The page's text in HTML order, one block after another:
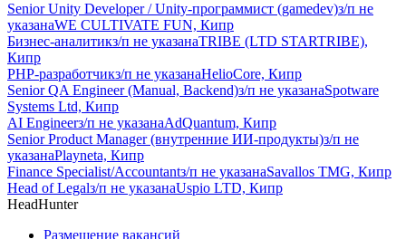
Senior Unity Developer / Unity-программист (gamedev)з/п не
указанаWE CULTIVATE FUN, Кипр
Бизнес-аналитикз/п не указанаTRIBE (LTD STARTRIBE),
Кипр
PHP-разработчикз/п не указанаHelioCore, Кипр
Senior QA Engineer (Manual, Backend)з/п не указанаSpotware
Systems Ltd, Кипр
AI Engineerз/п не указанаAdQuantum, Кипр
Senior Product Manager (внутренние ИИ-продукты)з/п не
указанаPlayneta, Кипр
Finance Specialist/Accountantз/п не указанаSavallos TMG, Кипр
Head of Legalз/п не указанаUspio LTD, Кипр
HeadHunter
Размещение вакансий